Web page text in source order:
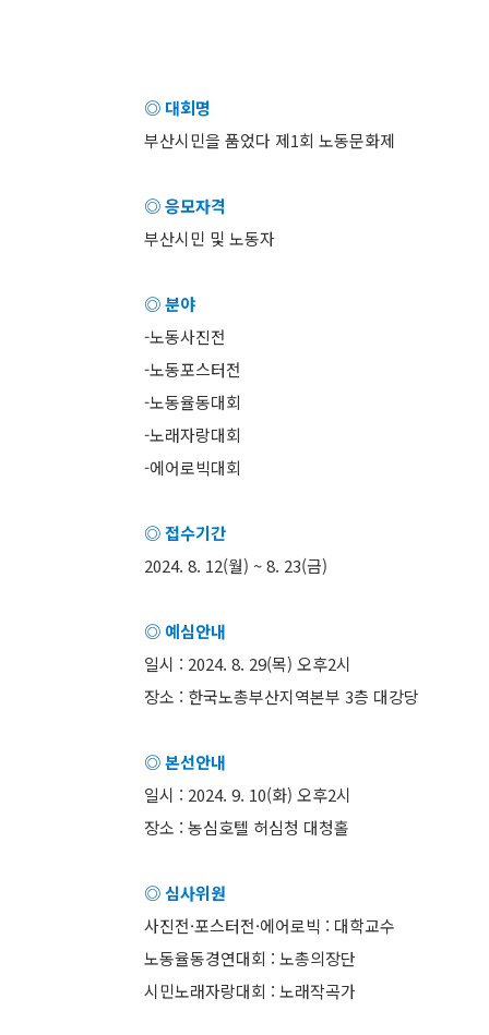
◎ 대회명
부산시민을 품었다 제1회 노동문화제
◎ 응모자격
부산시민 및 노동자
◎ 분야
-노동사진전
-노동포스터전
-노동율동대회
-노래자랑대회
-에어로빅대회
◎ 접수기간
2024. 8. 12(월) ~ 8. 23(금)
◎ 예심안내
일시 : 2024. 8. 29(목) 오후2시
장소 : 한국노총부산지역본부 3층 대강당
◎ 본선안내
일시 : 2024. 9. 10(화) 오후2시
장소 : 농심호텔 허심청 대청홀
◎ 심사위원
사진전·포스터전·에어로빅 : 대학교수
노동율동경연대회 : 노총의장단
시민노래자랑대회 : 노래작곡가